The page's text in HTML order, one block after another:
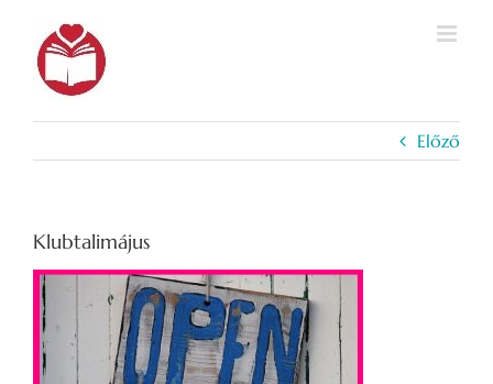
Előző
Klubtalimájus